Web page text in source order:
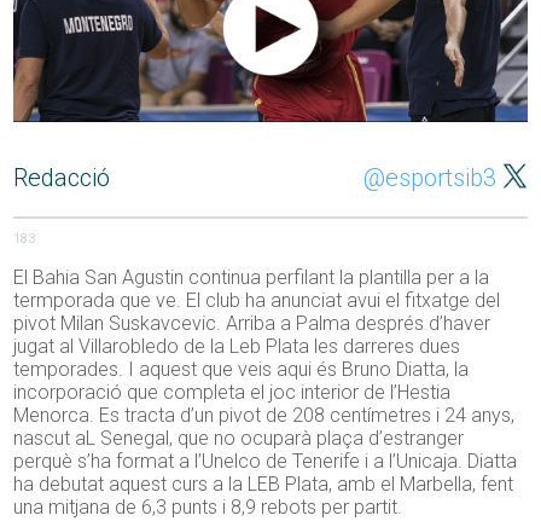
Redacció @esportsib3
183
El Bahia San Agustin continua perfilant la plantilla per a la
termporada que ve. El club ha anunciat avui el fitxatge del
pivot Milan Suskavcevic. Arriba a Palma després d’haver
jugat al Villarobledo de la Leb Plata les darreres dues
temporades. I aquest que veis aqui és Bruno Diatta, la
incorporació que completa el joc interior de l’Hestia
Menorca. Es tracta d’un pivot de 208 centímetres i 24 anys,
nascut aL Senegal, que no ocuparà plaça d’estranger
perquè s’ha format a l’Unelco de Tenerife i a l’Unicaja. Diatta
ha debutat aquest curs a la LEB Plata, amb el Marbella, fent
una mitjana de 6,3 punts i 8,9 rebots per partit.